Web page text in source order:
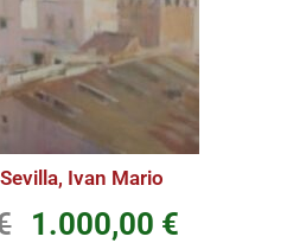
Ivan Mario
1.000,00 €